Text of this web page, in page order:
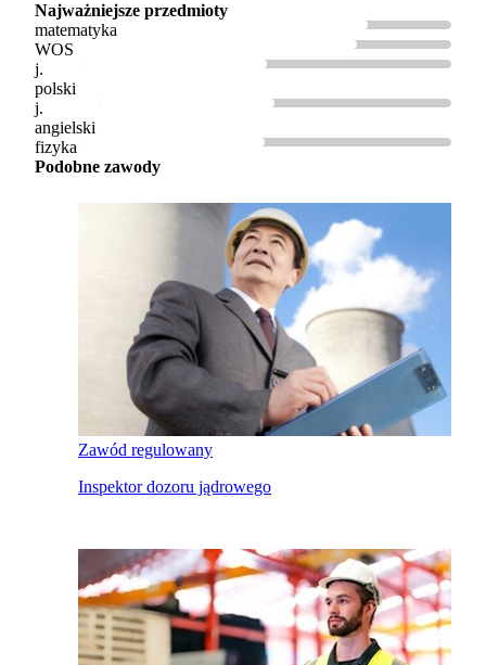
Najważniejsze przedmioty
matematyka
WOS
j.
polski
j.
angielski
fizyka
Podobne zawody
Zawód regulowany
Inspektor dozoru jądrowego